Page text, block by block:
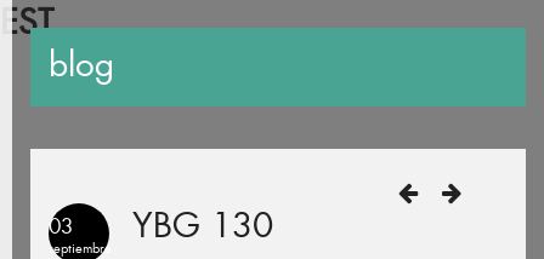
EST
blog
03
septiembre YBG 130